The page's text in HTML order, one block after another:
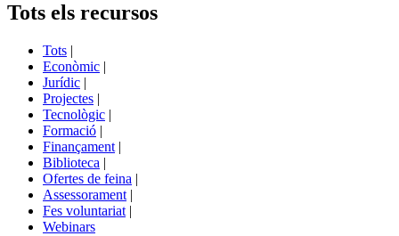
Tots els recursos
Tots |
Econòmic |
Jurídic |
Projectes |
Tecnològic |
Formació |
Finançament |
Biblioteca |
Ofertes de feina |
Assessorament |
Fes voluntariat |
Webinars